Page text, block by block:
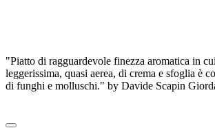
"Piatto di ragguardevole finezza aromatica in
leggerissima, quasi aerea, di crema e sfoglia è
di funghi e molluschi." by Davide Scapin